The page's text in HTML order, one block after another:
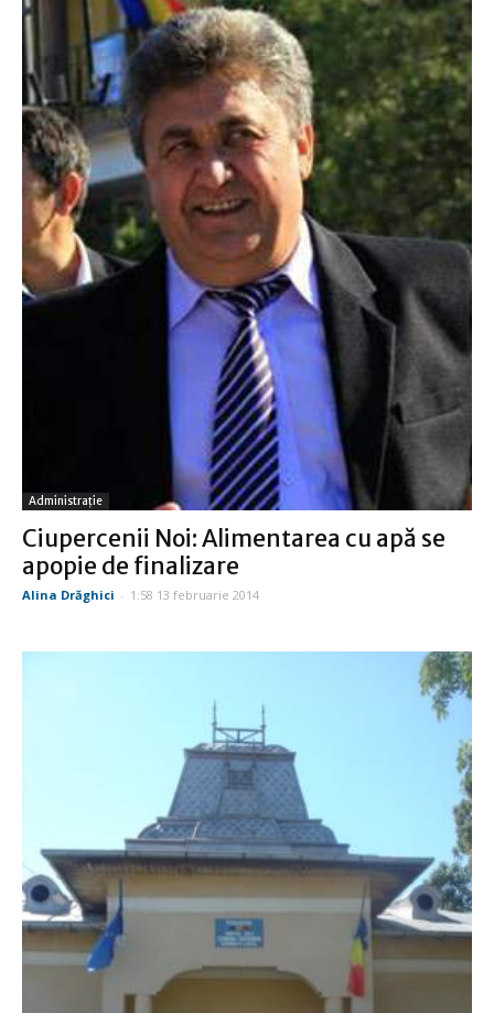
Administraţie
Ciupercenii Noi: Alimentarea cu apă se
apopie de finalizare
Alina Drăghici - 1:58 13 februarie 2014